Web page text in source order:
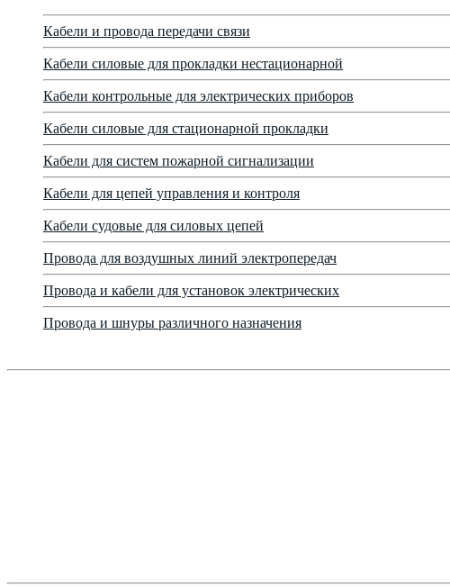
Кабели и провода передачи связи
Кабели силовые для прокладки нестационарной
Кабели контрольные для электрических приборов
Кабели силовые для стационарной прокладки
Кабели для систем пожарной сигнализации
Кабели для цепей управления и контроля
Кабели судовые для силовых цепей
Провода для воздушных линий электропередач
Провода и кабели для установок электрических
Провода и шнуры различного назначения